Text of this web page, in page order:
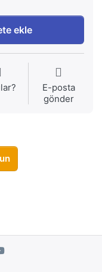
ekle
E-posta
gönder